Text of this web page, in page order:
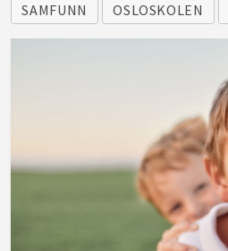
SAMFUNN OSLOSKOLEN